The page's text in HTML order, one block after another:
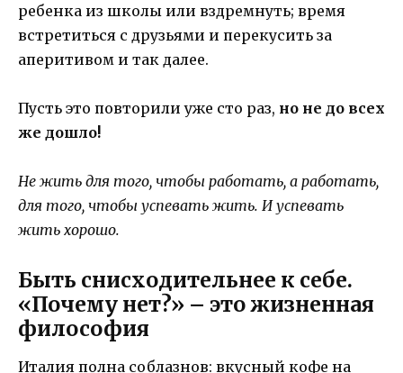
ребенка из школы или вздремнуть; время
встретиться с друзьями и перекусить за
аперитивом и так далее.
Пусть это повторили уже сто раз, но не до всех
же дошло!
Не жить для того, чтобы работать, а работать,
для того, чтобы успевать жить. И успевать
жить хорошо.
Быть снисходительнее к себе.
«Почему нет?» – это жизненная
философия
Италия полна соблазнов: вкусный кофе на